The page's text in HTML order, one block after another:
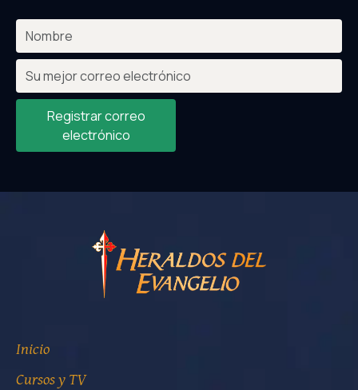
Registrar correo
electrónico
Inicio
Cursos y TV